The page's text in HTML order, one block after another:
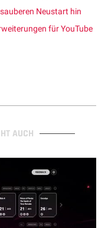
Neustart hin
für YouTube
AUCH